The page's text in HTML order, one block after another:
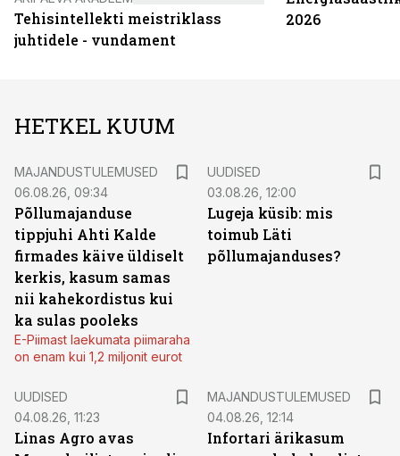
Tehisintellekti meistriklass
juhtidele - vundament
2026
HETKEL KUUM
MAJANDUSTULEMUSED
06.08.26, 09:34
Põllumajanduse
tippjuhi Ahti Kalde
firmades käive üldiselt
kerkis, kasum samas
nii kahekordistus kui
ka sulas pooleks
E-Piimast laekumata piimaraha
on enam kui 1,2 miljonit eurot
UUDISED
03.08.26, 12:00
Lugeja küsib: mis
toimub Läti
põllumajanduses?
UUDISED
04.08.26, 11:23
Linas Agro avas
MAJANDUSTULEMUSED
04.08.26, 12:14
Infortari ärikasum